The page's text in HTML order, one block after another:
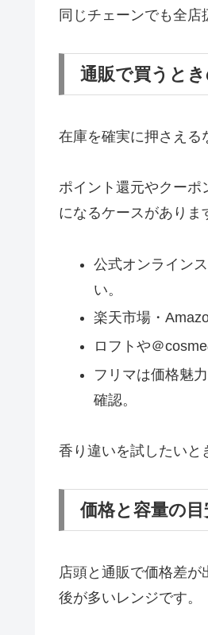
同じチェーンでも全店
通販で買うと
在庫を確実に押さえる
ポイント還元やクーポ
になるケースがありま
公式オンライン
い。
楽天市場・
ロフトや＠
フリマは価格魅
確認。
香り違いを試したいと
価格と容量の目
店頭と通販で価格差
後が多いレンジです。